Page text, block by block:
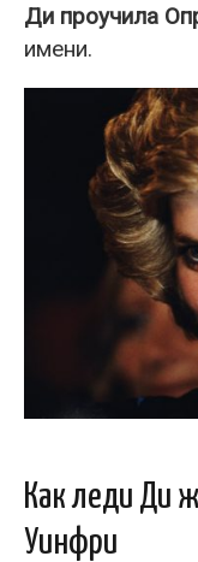
Ди проучила
имени.
Как леди Ди
Уинфри